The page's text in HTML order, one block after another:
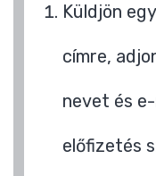
Küldjön
címre,
nevet és
előfizetés